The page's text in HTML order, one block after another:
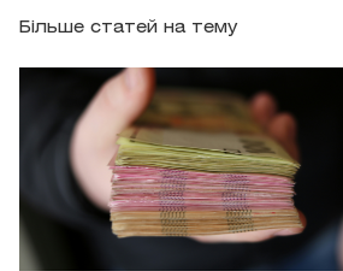
Більше статей на тему